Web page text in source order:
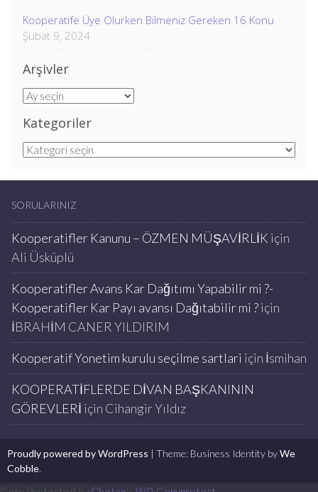
Kooperatife Üye Olurken Bilmeniz Gereken 16 Konu
Şubat 9, 2024
Arşivler
Arşivler
Kategoriler
Kategoriler
SORULARINIZ
Kooperatifler Kanunu – ÖZMEN MÜŞAVİRLİK için
Ali Üsküplü
Kooperatifler Avans Kar Dağıtımı Yapabilir mi ?-
Kooperatifler Kar Payı avansı Dağıtabilir mi ?için
İBRAHİM CANER YILDIRIM
Kooperatif Yonetim kurulu seçilme sartlari için İsmihan
KOOPERATİFLERDE DİVAN BAŞKANININ
GÖREVLERİ için Cihangir Yıldız
Proudly powered by WordPress | Theme: Business Identity byWe
Cobble.